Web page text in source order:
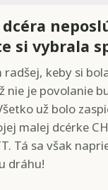
si vybrala
radšej, keby si
nie je povolanie
už bolo
malej dcérke
Tá sa však
dráhu!